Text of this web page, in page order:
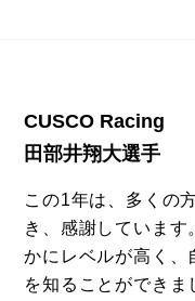
CUSCO Racing
田部井翔大選手
この1年は、多くの
き、感謝しています
かにレベルが高く、
を知ることができま